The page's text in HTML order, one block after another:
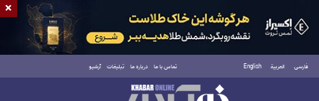
فارسی العربية English تماس با ما درباره ما تبلیغات آرشیو
پنجشنبه ۱۵ مرداد ۱۴۰۵
×